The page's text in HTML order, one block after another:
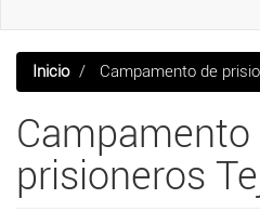
Inicio Campamento de
Campamento
prisioneros